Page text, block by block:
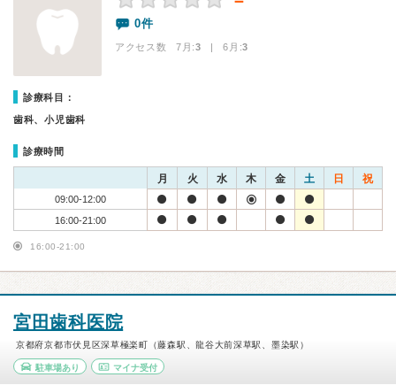
0件
アクセス数 7月:3 | 6月:3
診療科目：
歯科、小児歯科
診療時間
月 火 水 木 金 土 日 祝
09:00-12:00
16:00-21:00
16:00-21:00
宮田歯科医院
京都府京都市伏見区深草極楽町（藤森駅、龍谷大前深草駅、墨染駅）
駐車場あり マイナ受付